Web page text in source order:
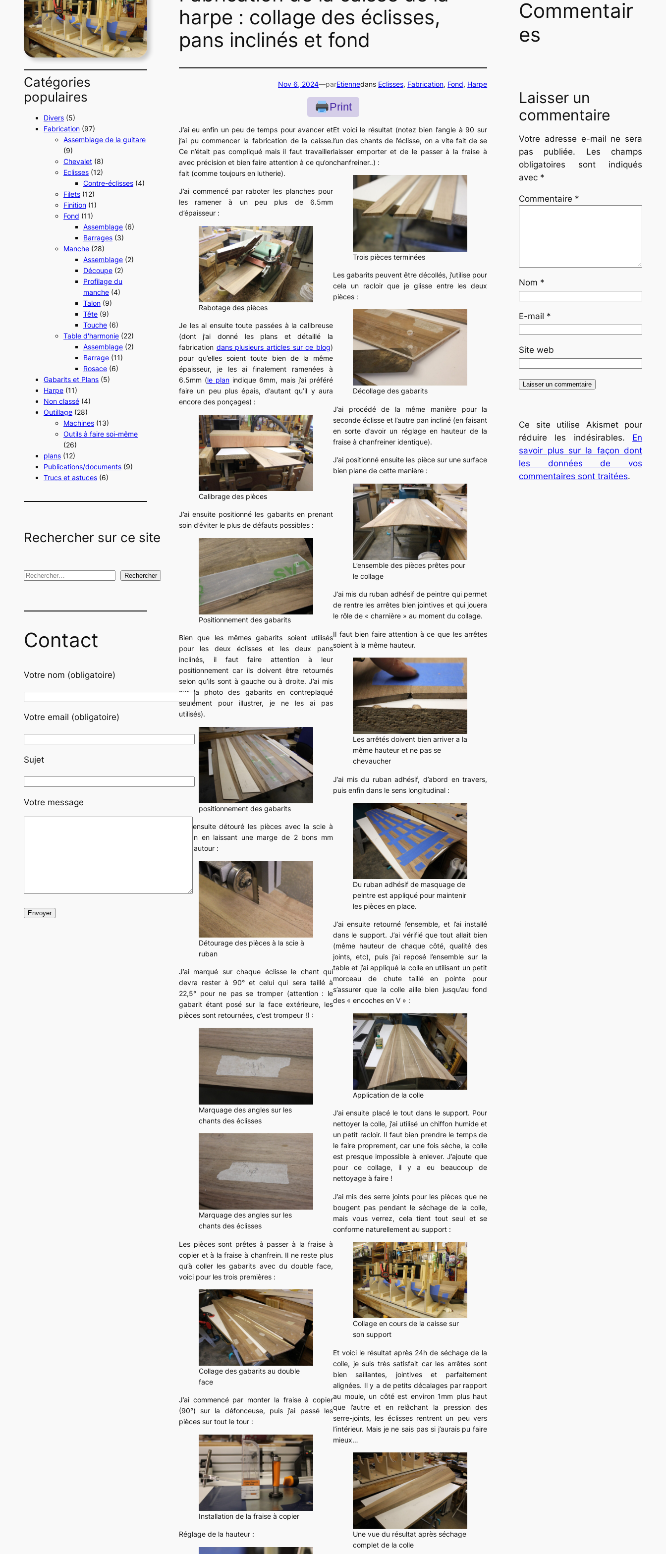
Catégories
populaires
Divers (5)
Fabrication (97)
Assemblage de la guitare
(9)
Chevalet (8)
Eclisses (12)
Contre-éclisses (4)
Filets (12)
Finition (1)
Fond (11)
Assemblage (6)
Barrages (3)
Manche (28)
Assemblage (2)
Découpe (2)
Profilage du
manche (4)
Talon (9)
Tête (9)
Touche (6)
Table d'harmonie (22)
Assemblage (2)
Barrage (11)
Rosace (6)
Gabarits et Plans (5)
Harpe (11)
Non classé (4)
Outillage (28)
Machines (13)
Outils à faire soi-même
(26)
plans (12)
Publications/documents (9)
Trucs et astuces (6)
Rechercher sur ce site
R
r
e
r
Rechercher
Contact
Votre nom (obligatoire)
Votre email (obligatoire)
Sujet
Votre message
harpe : collage des éclisses,
pans inclinés et fond
Nov 6, 2024—parEtiennedans Eclisses, Fabrication, Fond, Harpe
Print
J’ai eu enfin un peu de temps pour avancer et
j’ai pu commencer la fabrication de la caisse.
Ce n’était pas compliqué mais il faut travailler
avec précision et bien faire attention à ce qu’on
fait (comme toujours en lutherie).
J’ai commencé par raboter les planches pour
les ramener à un peu plus de 6.5mm
d’épaisseur :
Rabotage des pièces
Je les ai ensuite toute passées à la calibreuse
(dont j’ai donné les plans et détaillé la
fabrication dans plusieurs articles sur ce blog)
pour qu’elles soient toute bien de la même
épaisseur, je les ai finalement ramenées à
6.5mm (le planindique 6mm, mais j’ai préféré
faire un peu plus épais, d’autant qu’il y aura
encore des ponçages) :
Calibrage des pièces
J’ai ensuite positionné les gabarits en prenant
soin d’éviter le plus de défauts possibles :
Positionnement des gabarits
Bien que les mêmes gabarits soient utilisés
pour les deux éclisses et les deux pans
inclinés, il faut faire attention à leur
positionnement car ils doivent être retournés
selon qu’ils sont à gauche ou à droite. J’ai mis
sur la photo des gabarits en contreplaqué
seulement pour illustrer, je ne les ai pas
utilisés).
positionnement des gabarits
J’ai ensuite détouré les pièces avec la scie à
ruban en laissant une marge de 2 bons mm
tout autour :
Détourage des pièces à la scie à
ruban
J’ai marqué sur chaque éclisse le chant qui
devra rester à 90° et celui qui sera taillé à
22,5° pour ne pas se tromper (attention : le
gabarit étant posé sur la face extérieure, les
pièces sont retournées, c’est trompeur !) :
Marquage des angles sur les
chants des éclisses
Marquage des angles sur les
chants des éclisses
Les pièces sont prêtes à passer à la fraise à
copier et à la fraise à chanfrein. Il ne reste plus
qu’à coller les gabarits avec du double face,
voici pour les trois premières :
Collage des gabarits au double
face
J’ai commencé par monter la fraise à copier
(90°) sur la défonceuse, puis j’ai passé les
pièces sur tout le tour :
Installation de la fraise à copier
Réglage de la hauteur :
Et voici le résultat (notez bien l’angle à 90 sur
l’un des chants de l’éclisse, on a vite fait de se
laisser emporter et de le passer à la fraise à
chanfreiner..) :
Trois pièces terminées
Les gabarits peuvent être décollés, j’utilise pour
cela un racloir que je glisse entre les deux
pièces :
Décollage des gabarits
J’ai procédé de la même manière pour la
seconde éclisse et l’autre pan incliné (en faisant
en sorte d’avoir un réglage en hauteur de la
fraise à chanfreiner identique).
J’ai positionné ensuite les pièce sur une surface
bien plane de cette manière :
L’ensemble des pièces prêtes pour
le collage
J’ai mis du ruban adhésif de peintre qui permet
de rentre les arrêtes bien jointives et qui jouera
le rôle de « charnière » au moment du collage.
Il faut bien faire attention à ce que les arrêtes
soient à la même hauteur.
Les arrêtés doivent bien arriver a la
même hauteur et ne pas se
chevaucher
J’ai mis du ruban adhésif, d’abord en travers,
puis enfin dans le sens longitudinal :
Du ruban adhésif de masquage de
peintre est appliqué pour maintenir
les pièces en place.
J’ai ensuite retourné l’ensemble, et l’ai installé
dans le support. J’ai vérifié que tout allait bien
(même hauteur de chaque côté, qualité des
joints, etc), puis j’ai reposé l’ensemble sur la
table et j’ai appliqué la colle en utilisant un petit
morceau de chute taillé en pointe pour
s’assurer que la colle aille bien jusqu’au fond
des « encoches en V » :
Application de la colle
J’ai ensuite placé le tout dans le support. Pour
nettoyer la colle, j’ai utilisé un chiffon humide et
un petit racloir. Il faut bien prendre le temps de
le faire proprement, car une fois sèche, la colle
est presque impossible à enlever. J’ajoute que
pour ce collage, il y a eu beaucoup de
nettoyage à faire !
J’ai mis des serre joints pour les pièces que ne
bougent pas pendant le séchage de la colle,
mais vous verrez, cela tient tout seul et se
conforme naturellement au support :
Collage en cours de la caisse sur
son support
Et voici le résultat après 24h de séchage de la
colle, je suis très satisfait car les arrêtes sont
bien saillantes, jointives et parfaitement
alignées. Il y a de petits décalages par rapport
au moule, un côté est environ 1mm plus haut
que l’autre et en relâchant la pression des
serre-joints, les éclisses rentrent un peu vers
l’intérieur. Mais je ne sais pas si j’aurais pu faire
mieux…
Une vue du résultat après séchage
complet de la colle
Commentair
es
Laisser un
commentaire
Votre adresse e-mail ne sera
pas publiée.
Les champs
obligatoires sont indiqués
avec *
Commentaire *
Nom *
E-mail *
Site web
Ce site utilise Akismet pour
réduire les indésirables. En
savoir plus sur la façon dont
les données de vos
commentaires sont traitées.